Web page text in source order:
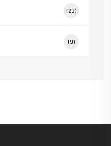
(23)
(9)